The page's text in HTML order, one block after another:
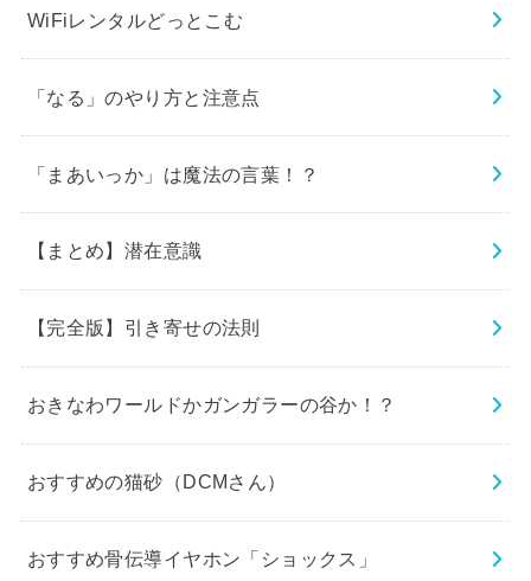
WiFiレンタルどっとこむ
「なる」のやり方と注意点
「まあいっか」は魔法の言葉！？
【まとめ】潜在意識
【完全版】引き寄せの法則
おきなわワールドかガンガラーの谷か！？
おすすめの猫砂（DCMさん）
おすすめ骨伝導イヤホン「ショックス」